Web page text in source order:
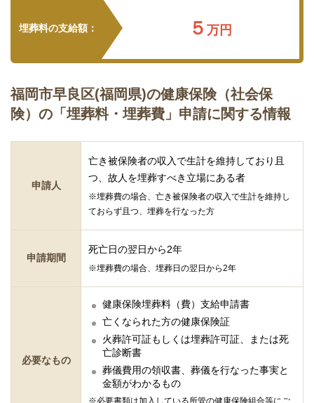
埋葬料の支給額： ５万円
福岡市早良区(福岡県)の健康保険（社会保
険）の「埋葬料・埋葬費」申請に関する情報
申請人
亡き被保険者の収入で生計を維持しており且
つ、故人を埋葬すべき立場にある者
※埋葬費の場合、亡き被保険者の収入で生計を維持し
ておらず且つ、埋葬を行なった方
申請期間
死亡日の翌日から2年
※埋葬費の場合、埋葬日の翌日から2年
必要なもの
健康保険埋葬料（費）支給申請書
亡くなられた方の健康保険証
火葬許可証もしくは埋葬許可証、または死
亡診断書
葬儀費用の領収書、葬儀を行なった事実と
金額がわかるもの